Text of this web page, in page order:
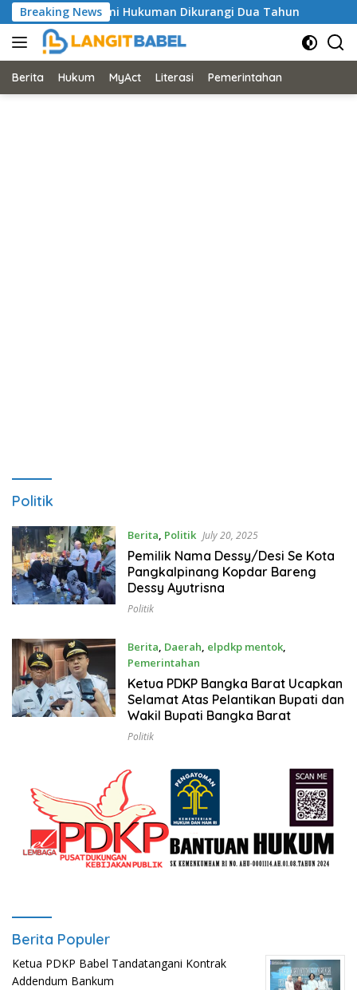
Skip
to
content
Breaking News
PK Muharomi Hukuman Dikurangi Dua Tahun
Berita Hukum MyAct Literasi Pemerintahan
Politik
Berita, Politik July 20, 2025
Pemilik Nama Dessy/Desi Se Kota
Pangkalpinang Kopdar Bareng
Dessy Ayutrisna
Politik
Berita, Daerah, elpdkp mentok,
Pemerintahan
June 2, 2025
Ketua PDKP Bangka Barat Ucapkan
Selamat Atas Pelantikan Bupati dan
Wakil Bupati Bangka Barat
Politik
Berita Populer
Ketua PDKP Babel Tandatangani Kontrak
Addendum Bankum